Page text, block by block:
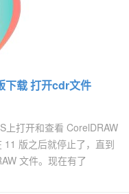
下载 打开cdr文件
上打开和查看 CorelDRAW
11 版之后就停止了，直到
文件。现在有了